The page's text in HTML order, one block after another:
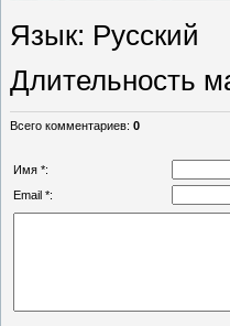
Язык: Русский
Длительность
Всего комментариев: 0
Имя *:
Email *: